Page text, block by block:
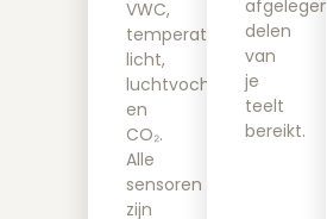
VWC,
temperatuur,
licht,
luchtvochtigheid
en
CO₂.
Alle
sensoren
zijn
afgelegen
delen
van
je
teelt
bereikt.